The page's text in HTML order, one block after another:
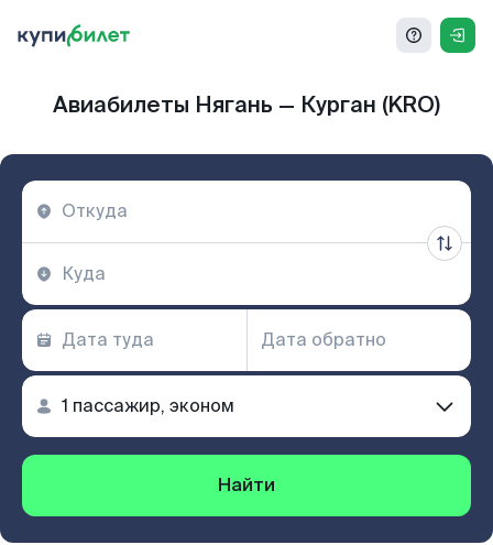
Авиабилеты Нягань — Курган (KRO)
Найти